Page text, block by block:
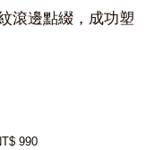
滾邊點綴 ，成功塑
990